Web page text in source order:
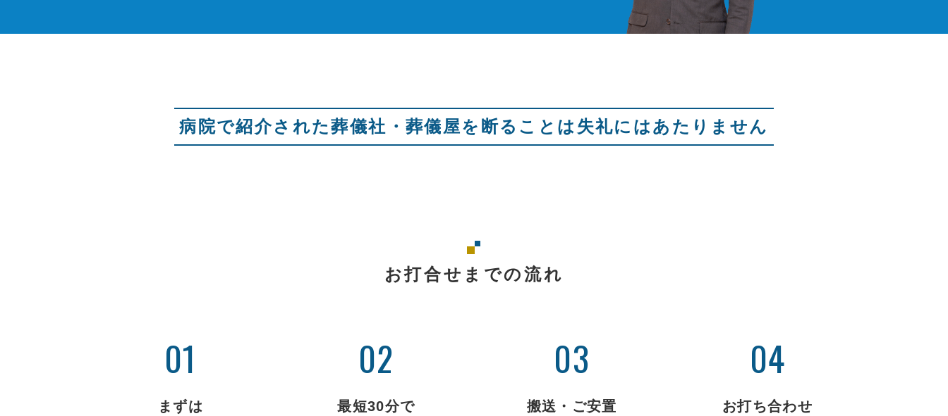
病院で紹介された葬儀社・葬儀屋を断ることは失礼にはあたりません
お打合せまでの流れ
01
まずは
02
最短30分で
03
搬送・ご安置
04
お打ち合わせ